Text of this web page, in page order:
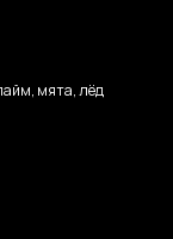
мята, лёд